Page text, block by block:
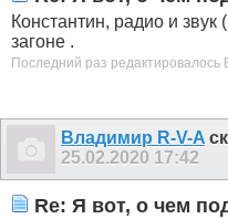
Константин, радио и
загоне .
Последний раз
Владимир R-V-A
25.02.2020 17:42
Re: Я вот, о чем